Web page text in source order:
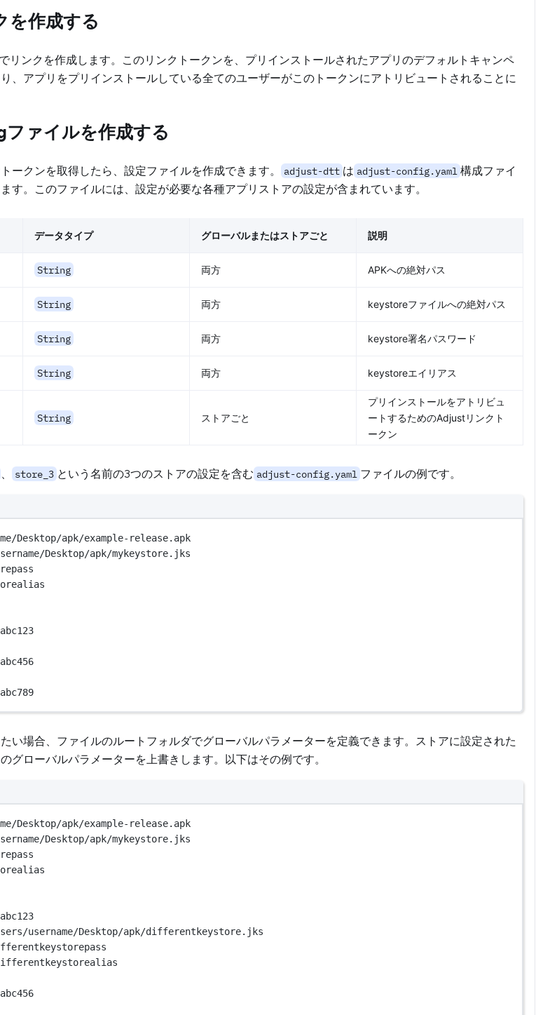
を作成する
リンクを作成します。このリンクトークンを、プリインストールされたアプリのデフォルトキャンペ
、アプリをプリインストールしている全てのユーザーがこのトークンにアトリビュートされることに
ァイルを作成する
ークンを取得したら、設定ファイルを作成できます。 adjust-dtt は adjust-config.yaml 構成ファイ
す。このファイルには、設定が必要な各種アプリストアの設定が含まれています。
データタイプ グローバルまたはストアごと 説明
String 両方 APKへの絶対パス
String 両方 keystoreファイルへの絶対パス
String 両方 keystore署名パスワード
String 両方 keystoreエイリアス
String ストアごと
プリインストールをアトリビュ
ートするためのAdjustリンクト
ークン
store_3 という名前の3つのストアの設定を含む adjust-config.yaml ファイルの例です。
Desktop/apk/example-release.apk
Desktop/apk/mykeystore.jks
abc123
abc456
abc789
い場合、ファイルのルートフォルダでグローバルパラメーターを定義できます。ストアに設定された
グローバルパラメーターを上書きします。以下はその例です。
Desktop/apk/example-release.apk
Desktop/apk/mykeystore.jks
abc123
username/Desktop/apk/differentkeystore.jks
abc456